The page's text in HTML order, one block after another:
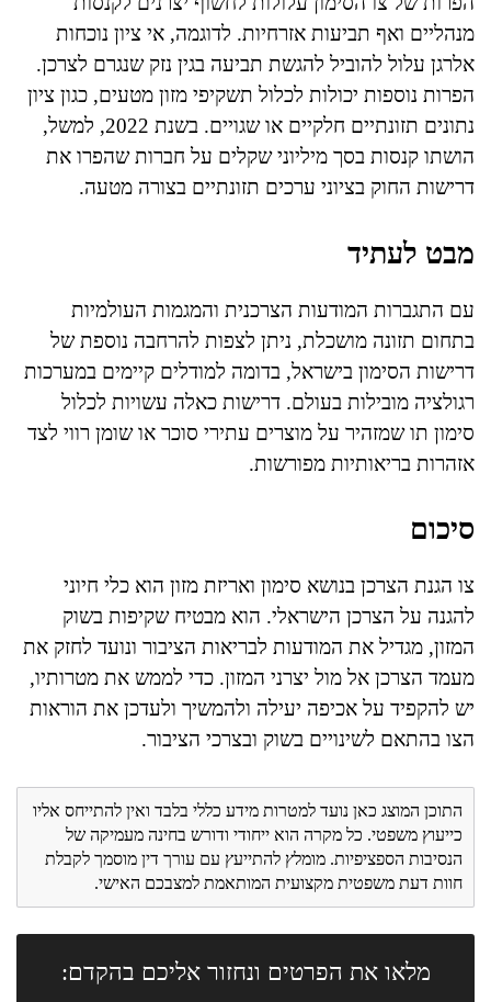
מנהליים ואף תביעות אזרחיות. לדוגמה, אי ציון נוכחות
אלרגן עלול להוביל להגשת תביעה בגין נזק שנגרם לצרכן.
הפרות נוספות יכולות לכלול תשקיפי מזון מטעים, כגון ציון
נתונים תזונתיים חלקיים או שגויים. בשנת 2022, למשל,
הושתו קנסות בסך מיליוני שקלים על חברות שהפרו את
דרישות החוק בציוני ערכים תזונתיים בצורה מטעה.
מבט לעתיד
עם התגברות המודעות הצרכנית והמגמות העולמיות
בתחום תזונה מושכלת, ניתן לצפות להרחבה נוספת של
דרישות הסימון בישראל, בדומה למודלים קיימים במערכות
רגולציה מובילות בעולם. דרישות כאלה עשויות לכלול
סימון תו שמזהיר על מוצרים עתירי סוכר או שומן רווי לצד
אזהרות בריאותיות מפורשות.
סיכום
צו הגנת הצרכן בנושא סימון ואריזת מזון הוא כלי חיוני
להגנה על הצרכן הישראלי. הוא מבטיח שקיפות בשוק
המזון, מגדיל את המודעות לבריאות הציבור ונועד לחזק את
מעמד הצרכן אל מול יצרני המזון. כדי לממש את מטרותיו,
יש להקפיד על אכיפה יעילה ולהמשיך ולעדכן את הוראות
הצו בהתאם לשינויים בשוק ובצרכי הציבור.
התוכן המוצג כאן נועד למטרות מידע כללי בלבד ואין להתייחס אליו
כייעוץ משפטי. כל מקרה הוא ייחודי ודורש בחינה מעמיקה של
הנסיבות הספציפיות. מומלץ להתייעץ עם עורך דין מוסמך לקבלת
חוות דעת משפטית מקצועית המותאמת למצבכם האישי.
מלאו את הפרטים ונחזור אליכם בהקדם: